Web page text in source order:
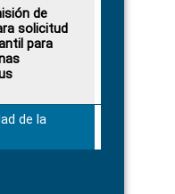
de
solicitud
para
de la